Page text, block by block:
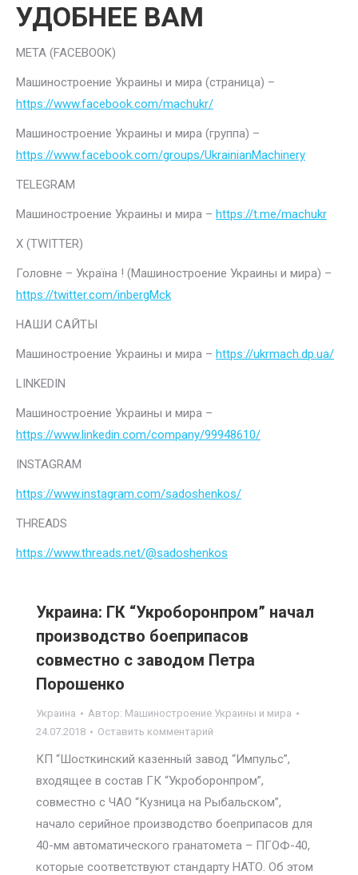
УДОБНЕЕ ВАМ
META (FACEBOOK)
Машиностроение Украины и мира (страница) –
https://www.facebook.com/machukr/
Машиностроение Украины и мира (группа) –
https://www.facebook.com/groups/UkrainianMachinery
TELEGRAM
Машиностроение Украины и мира – https://t.me/machukr
Х (TWITTER)
Головне – Україна ! (Машиностроение Украины и мира) –
https://twitter.com/inbergMck
НАШИ САЙТЫ
Машиностроение Украины и мира – https://ukrmach.dp.ua/
LINKEDIN
Машиностроение Украины и мира –
https://www.linkedin.com/company/99948610/
INSTAGRAM
https://www.instagram.com/sadoshenkos/
THREADS
https://www.threads.net/@sadoshenkos
Украина: ГК “Укроборонпром” начал
производство боеприпасов
совместно с заводом Петра
Порошенко
Украина Автор: Машиностроение Украины и мира
24.07.2018
Оставить комментарий
КП “Шосткинский казенный завод “Импульс”,
входящее в состав ГК “Укроборонпром”,
совместно с ЧАО “Кузница на Рыбальском”,
начало серийное производство боеприпасов для
40-мм автоматического гранатомета – ПГОФ-40,
которые соответствуют стандарту НАТО. Об этом